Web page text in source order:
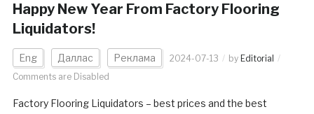
Happy New Year From Factory Flooring
Liquidators!
Eng Даллас Реклама 2024-07-13 by Editorial
Comments are Disabled
Factory Flooring Liquidators – best prices and the best